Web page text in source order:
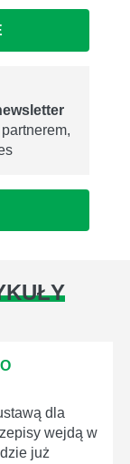
dla
wejdą w
już